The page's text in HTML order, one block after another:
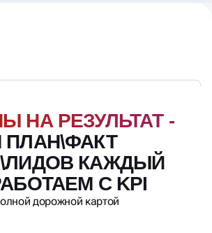
НА РЕЗУЛЬТАТ -
ПЛАН\ФАКТ
КАЖДЫЙ
С KPI
дорожной картой